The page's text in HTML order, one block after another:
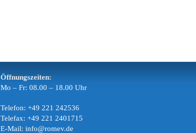
Öffnungszeiten:
Mo – Fr: 08.00 – 18.00 Uhr
Telefon: +49 221 242536
Telefax: +49 221 2401715
E-Mail: info@romev.de